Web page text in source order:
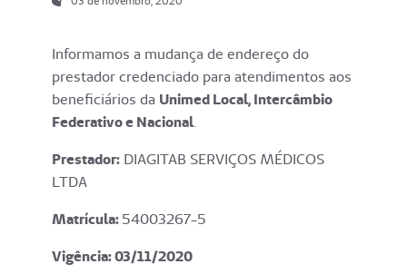
Informamos a mudança de endereço do
prestador credenciado para atendimentos aos
beneficiários da Unimed Local, Intercâmbio
Federativo e Nacional.
Prestador: DIAGITAB SERVIÇOS MÉDICOS
LTDA
Matrícula:54003267-5
Vigência: 03/11/2020